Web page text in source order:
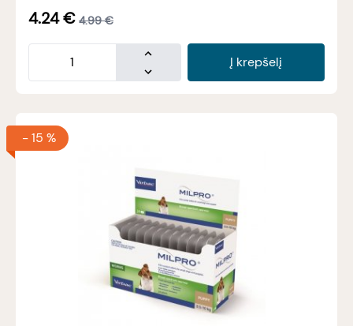
4.24€ 4.99 €
Į krepšelį
-15 %